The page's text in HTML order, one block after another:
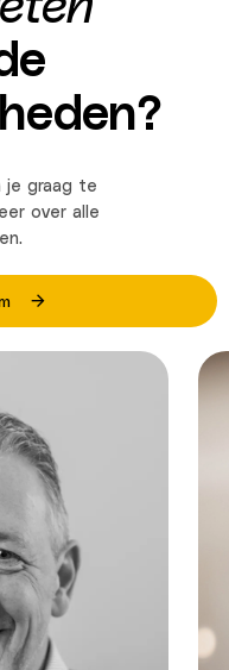
je graag te
over alle